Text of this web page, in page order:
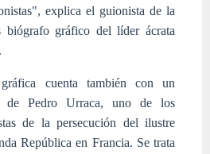
explica el guionista de la
biógrafo gráfico del líder ácrata
cuenta también con un
Pedro Urraca, uno de los
de la persecución del ilustre
República en Francia. Se trata